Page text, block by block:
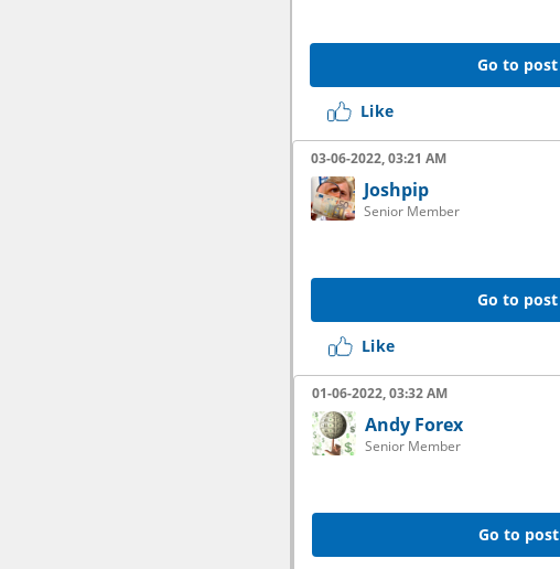
Go to post
Like
03-06-2022, 03:21 AM
Joshpip
Senior Member
Go to post
Like
01-06-2022, 03:32 AM
Andy Forex
Senior Member
Go to post